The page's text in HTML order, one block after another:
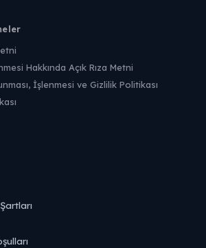
Hakkında Açık Rıza Metni
İşlenmesi ve Gizlilik Politikası